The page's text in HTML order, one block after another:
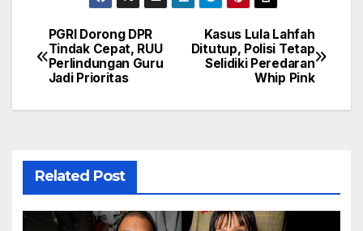
Post
navigation
Kasus Lula Lahfah
Ditutup, Polisi Tetap
Selidiki Peredaran
Whip Pink
PGRI Dorong DPR
Tindak Cepat, RUU
Perlindungan Guru
Jadi Prioritas
Related Post